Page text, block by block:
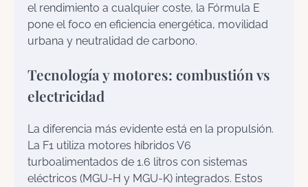
el rendimiento a cualquier coste, la Fórmula E
pone el foco en eficiencia energética, movilidad
urbana y neutralidad de carbono.
Tecnología y motores: combustión vs
electricidad
La diferencia más evidente está en la propulsión.
La F1 utiliza motores híbridos V6
turboalimentados de 1.6 litros con sistemas
eléctricos (MGU-H y MGU-K) integrados. Estos